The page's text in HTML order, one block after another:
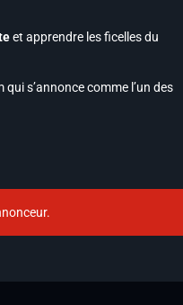
et apprendre les ficelles du
s’annonce comme l’un des